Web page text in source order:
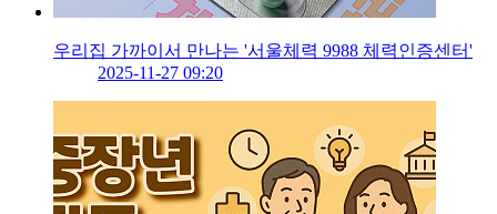
우리집 가까이서 만나는 '서울체력 9988 체력인증센터'
2025-11-27 09:20